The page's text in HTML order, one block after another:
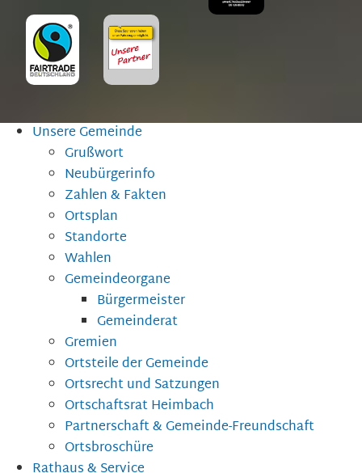
Unsere Gemeinde
Grußwort
Neubürgerinfo
Zahlen & Fakten
Ortsplan
Standorte
Wahlen
Gemeindeorgane
Bürgermeister
Gemeinderat
Gremien
Ortsteile der Gemeinde
Ortsrecht und Satzungen
Ortschaftsrat Heimbach
Partnerschaft & Gemeinde-Freundschaft
Ortsbroschüre